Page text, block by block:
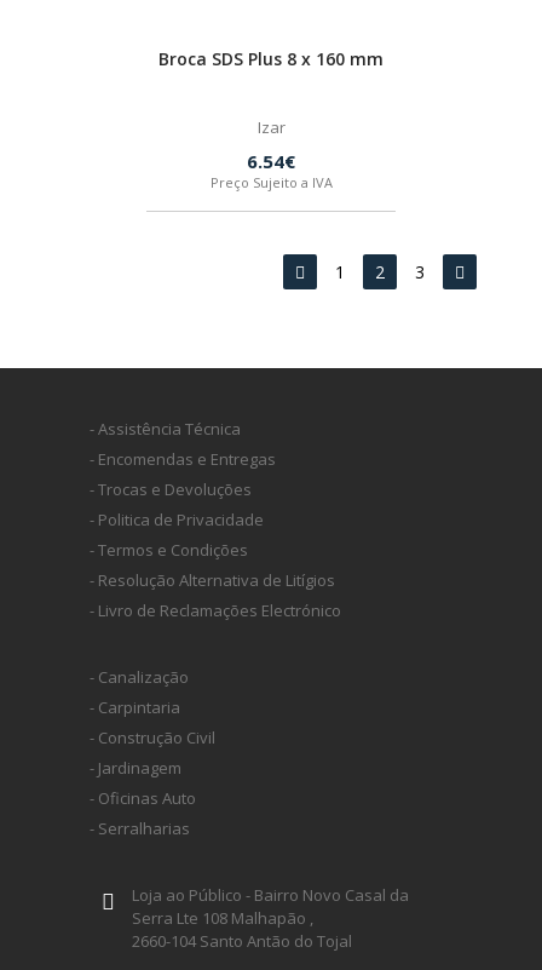
Broca SDS Plus 8 x 160 mm
Izar
6.54€
Preço Sujeito a IVA
1 2 3
- Assistência Técnica
- Encomendas e Entregas
- Trocas e Devoluções
- Politica de Privacidade
- Termos e Condições
- Resolução Alternativa de Litígios
- Livro de Reclamações Electrónico
- Canalização
- Carpintaria
- Construção Civil
- Jardinagem
- Oficinas Auto
- Serralharias
Loja ao Público - Bairro Novo Casal da
Serra Lte 108 Malhapão ,
2660-104 Santo Antão do Tojal